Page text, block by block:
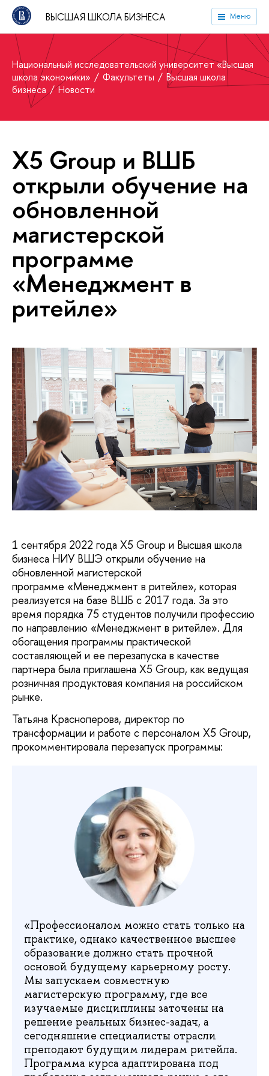
ВЫСШАЯ ШКОЛА БИЗНЕСА Меню
Национальный исследовательский университет «Высшая
школа экономики»
Факультеты
Высшая школа
бизнеса
Новости
X5 Group и ВШБ
открыли обучение на
обновленной
магистерской
программе
«Менеджмент в
ритейле»
1 сентября 2022 года X5 Group и Высшая школа
бизнеса НИУ ВШЭ открыли обучение на
обновленной магистерской
программе «Менеджмент в ритейле», которая
реализуется на базе ВШБ с 2017 года. За это
время порядка 75 студентов получили профессию
по направлению «Менеджмент в ритейле». Для
обогащения программы практической
составляющей и ее перезапуска в качестве
партнера была приглашена Х5 Group, как ведущая
розничная продуктовая компания на российском
рынке.
Татьяна Красноперова, директор по
трансформации и работе с персоналом Х5 Group,
прокомментировала перезапуск программы:
«Профессионалом можно стать только на
практике, однако качественное высшее
образование должно стать прочной
основой будущему карьерному росту.
Мы запускаем совместную
магистерскую программу, где все
изучаемые дисциплины заточены на
решение реальных бизнес-задач, а
сегодняшние специалисты отрасли
преподают будущим лидерам ритейла.
Программа курса адаптирована под